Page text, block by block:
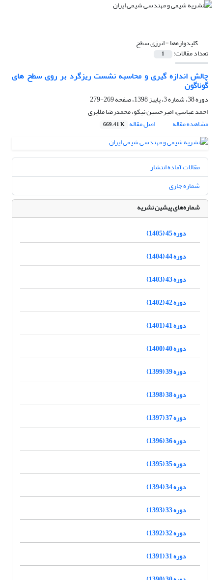
کلیدواژه‌ها =انرژی سطح
تعداد مقالات: 1
چالش اندازه گیری و محاسبه‌ نشست ریزگرد بر روی سطح های
گوناگون
دوره 38، شماره 3، پاییز 1398، صفحه
269-279
احمد عباسی، امیرحسین نیکو، محمدرضا ملایری
مشاهده مقاله
اصل مقاله 669.41 K
مقالات آماده انتشار
شماره جاری
شماره‌های پیشین نشریه
دوره 45 (1405)
دوره 44 (1404)
دوره 43 (1403)
دوره 42 (1402)
دوره 41 (1401)
دوره 40 (1400)
دوره 39 (1399)
دوره 38 (1398)
دوره 37 (1397)
دوره 36 (1396)
دوره 35 (1395)
دوره 34 (1394)
دوره 33 (1393)
دوره 32 (1392)
دوره 31 (1391)